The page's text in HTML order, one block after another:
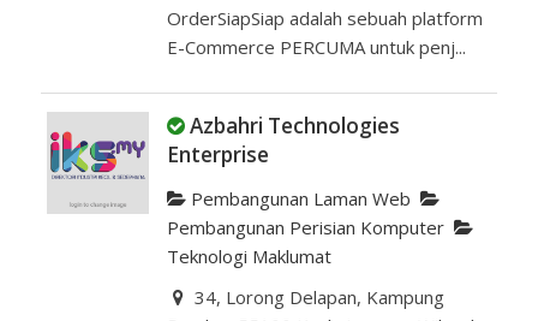
OrderSiapSiap adalah sebuah platform
E-Commerce PERCUMA untuk penj...
Azbahri Technologies
Enterprise
Pembangunan Laman Web
Pembangunan Perisian Komputer
Teknologi Maklumat
34, Lorong Delapan, Kampung